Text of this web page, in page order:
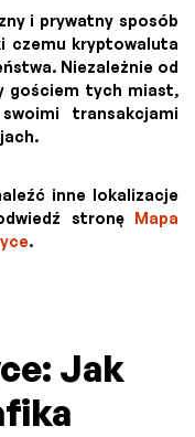
i prywatny sposób
czemu kryptowaluta
Niezależnie od
gościem tych miast,
transakcjami
inne lokalizacje
stronęMapa
.
Jak